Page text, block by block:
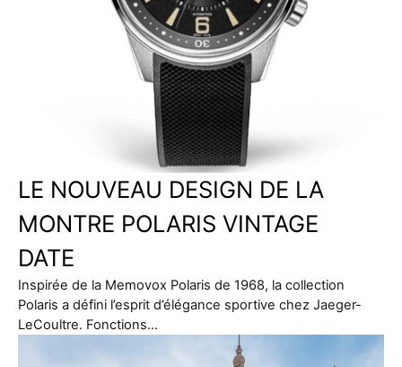
LE NOUVEAU DESIGN DE LA
MONTRE POLARIS VINTAGE
DATE
Inspirée de la Memovox Polaris de 1968, la collection
Polaris a défini l’esprit d’élégance sportive chez Jaeger-
LeCoultre. Fonctions…